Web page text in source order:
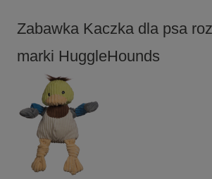
Zabawka Kaczka dla psa
marki HuggleHounds